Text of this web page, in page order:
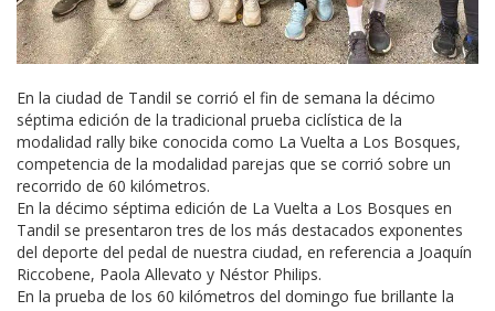
En la ciudad de Tandil se corrió el fin de semana la décimo
séptima edición de la tradicional prueba ciclística de la
modalidad rally bike conocida como La Vuelta a Los Bosques,
competencia de la modalidad parejas que se corrió sobre un
recorrido de 60 kilómetros.
En la décimo séptima edición de La Vuelta a Los Bosques en
Tandil se presentaron tres de los más destacados exponentes
del deporte del pedal de nuestra ciudad, en referencia a Joaquín
Riccobene, Paola Allevato y Néstor Philips.
En la prueba de los 60 kilómetros del domingo fue brillante la